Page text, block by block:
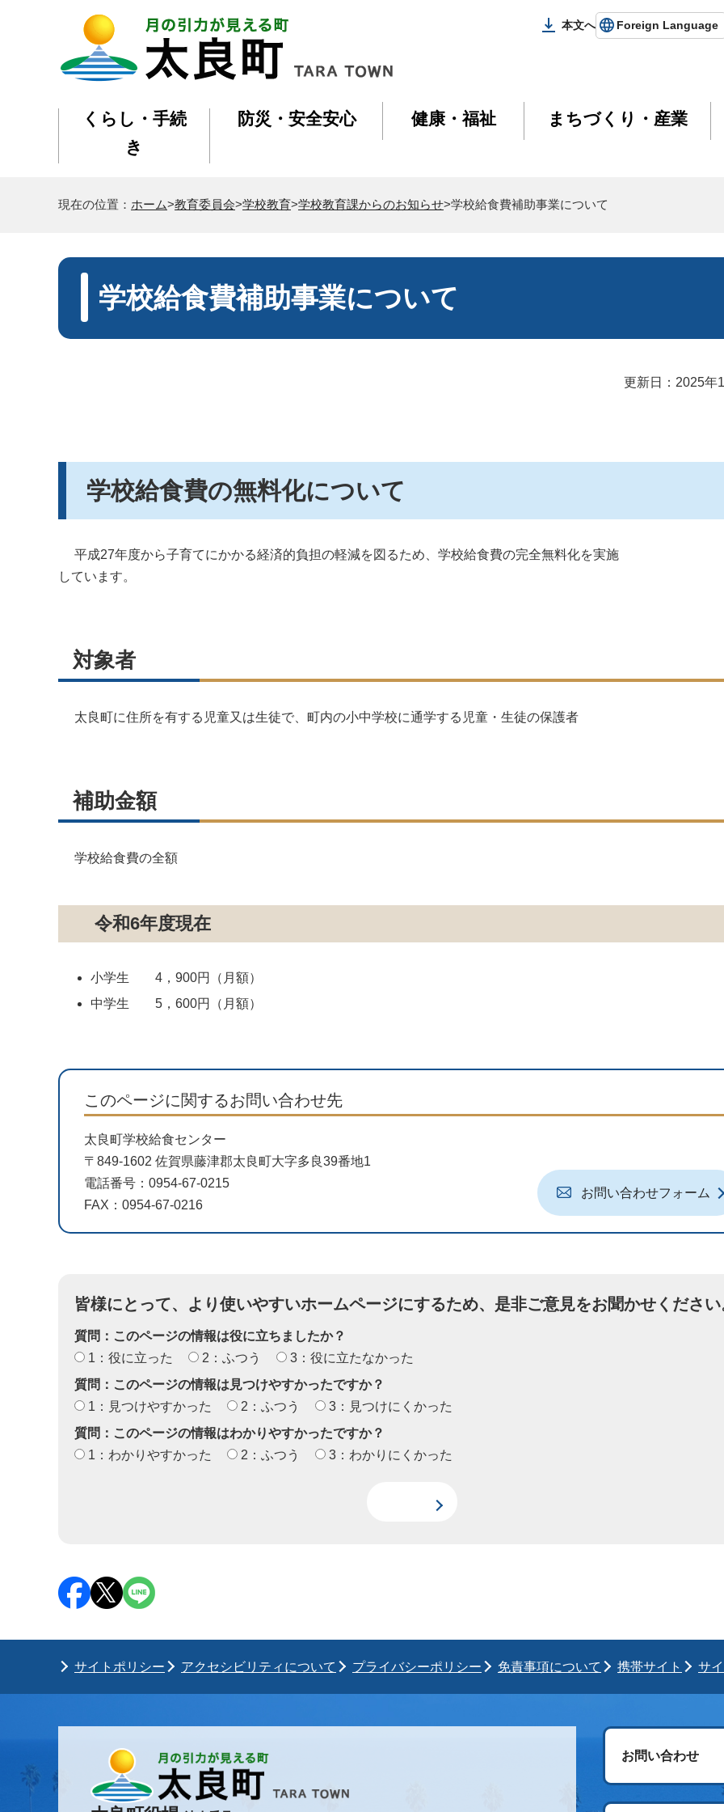
本文へ Foreign Language
くらし・手続
き
防災・安全安心 健康・福祉 まちづくり・産業
現在の位置： ホーム>教育委員会>学校教育>学校教育課からのお知らせ>学校給食費補助事業について
学校給食費補助事業について
更新日：2025年
学校給食費の無料化について
平成27年度から子育てにかかる経済的負担の軽減を図るため、学校給食費の完全無料化を実施
しています。
対象者
太良町に住所を有する児童又は生徒で、町内の小中学校に通学する児童・生徒の保護者
補助金額
学校給食費の全額
令和6年度現在
小学生 4，900円（月額）
中学生 5，600円（月額）
このページに関するお問い合わせ先
太良町学校給食センター
〒849-1602 佐賀県藤津郡太良町大字多良39番地1
電話番号：0954-67-0215
FAX：0954-67-0216
お問い合わせフォーム
皆様にとって、より使いやすいホームページにするため、是非ご意見をお聞かせください
質問：このページの情報は役に立ちましたか？
1：役に立った
2：ふつう
3：役に立たなかった
質問：このページの情報は見つけやすかったですか？
1：見つけやすかった
2：ふつう
3：見つけにくかった
質問：このページの情報はわかりやすかったですか？
1：わかりやすかった
2：ふつう 3：わかりにくかった
サイトポリシー アクセシビリティについて プライバシーポリシー 免責事項について 携帯サイト サ
お問い合わせ